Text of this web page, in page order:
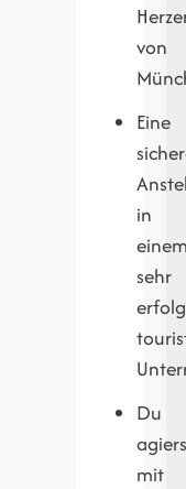
von
Eine
in
sehr
Du
mit